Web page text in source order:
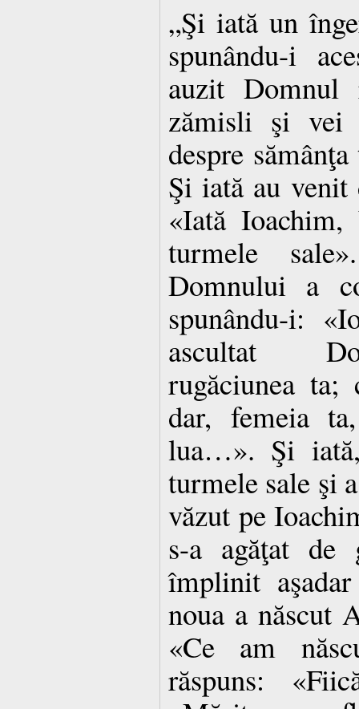
„Şi iată un
spunându-i
auzit Domnul
zămisli şi vei
despre
Şi iată au
«Iată
turmele
Domnului a
spunându-i:
ascultat
rugăciunea
dar, femeia
lua…». Şi
turmele sale şi
văzut pe
s-a agăţat
împlinit
noua a născut
«Ce am
răspuns: